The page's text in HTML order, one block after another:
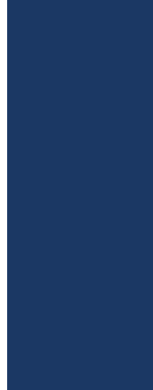
وشمال